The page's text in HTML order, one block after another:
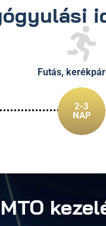
Futás,
2-3
NAP